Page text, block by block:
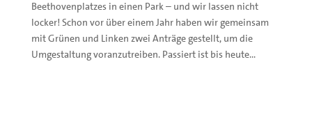
Beethovenplatzes in einen Park – und wir lassen nicht
locker! Schon vor über einem Jahr haben wir gemeinsam
mit Grünen und Linken zwei Anträge gestellt, um die
Umgestaltung voranzutreiben. Passiert ist bis heute...